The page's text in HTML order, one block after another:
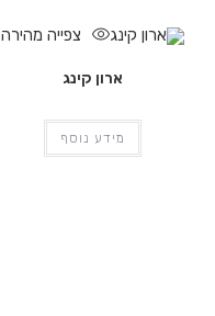
צפייה מהירה
ארון קינג
מידע נוסף